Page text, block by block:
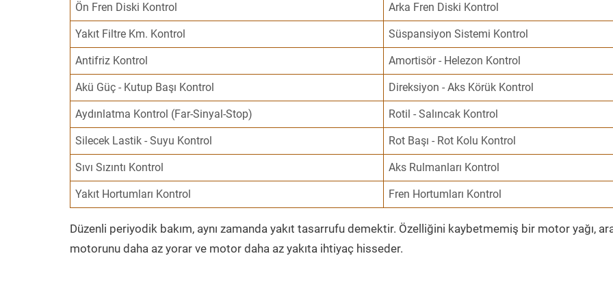
Ön Fren Diski Kontrol Arka Fren Diski Kontrol
Yakıt Filtre Km. Kontrol Süspansiyon Sistemi Kontrol
Antifriz Kontrol Amortisör - Helezon Kontrol
Akü Güç - Kutup Başı Kontrol Direksiyon - Aks Körük Kontrol
Aydınlatma Kontrol (Far-Sinyal-Stop) Rotil - Salıncak Kontrol
Silecek Lastik - Suyu Kontrol Rot Başı - Rot Kolu Kontrol
Sıvı Sızıntı Kontrol Aks Rulmanları Kontrol
Yakıt Hortumları Kontrol Fren Hortumları Kontrol
Düzenli periyodik bakım, aynı zamanda yakıt tasarrufu demektir. Özelliğini kaybetmemiş bir motor yağı,
motorunu daha az yorar ve motor daha az yakıta ihtiyaç hisseder.